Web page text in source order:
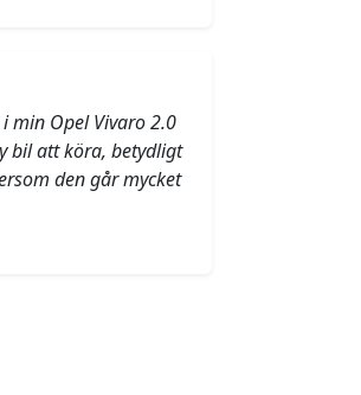
min Opel Vivaro 2.0
bil att köra, betydligt
den går mycket